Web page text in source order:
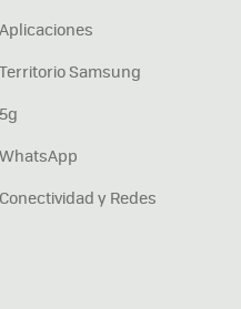
Aplicaciones
Territorio Samsung
5g
WhatsApp
Conectividad y Redes